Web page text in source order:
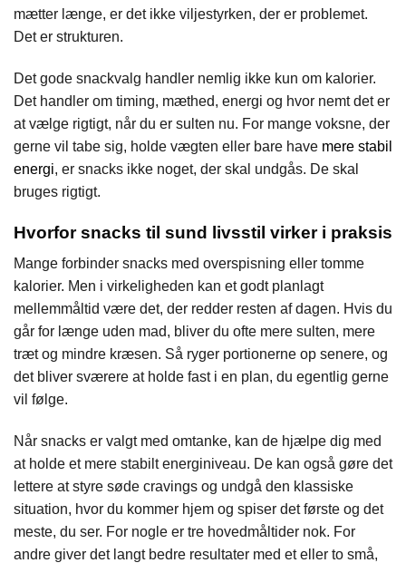
mætter længe, er det ikke viljestyrken, der er problemet.
Det er strukturen.
Det gode snackvalg handler nemlig ikke kun om kalorier.
Det handler om timing, mæthed, energi og hvor nemt det er
at vælge rigtigt, når du er sulten nu. For mange voksne, der
gerne vil tabe sig, holde vægten eller bare have mere stabil
energi, er snacks ikke noget, der skal undgås. De skal
bruges rigtigt.
Hvorfor snacks til sund livsstil virker i praksis
Mange forbinder snacks med overspisning eller tomme
kalorier. Men i virkeligheden kan et godt planlagt
mellemmåltid være det, der redder resten af dagen. Hvis du
går for længe uden mad, bliver du ofte mere sulten, mere
træt og mindre kræsen. Så ryger portionerne op senere, og
det bliver sværere at holde fast i en plan, du egentlig gerne
vil følge.
Når snacks er valgt med omtanke, kan de hjælpe dig med
at holde et mere stabilt energiniveau. De kan også gøre det
lettere at styre søde cravings og undgå den klassiske
situation, hvor du kommer hjem og spiser det første og det
meste, du ser. For nogle er tre hovedmåltider nok. For
andre giver det langt bedre resultater med et eller to små,